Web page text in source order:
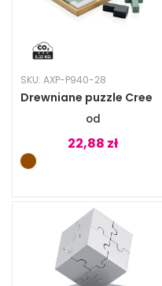
SKU: AXP-P940-28
Drewniane puzzle Cree
22,88 zł